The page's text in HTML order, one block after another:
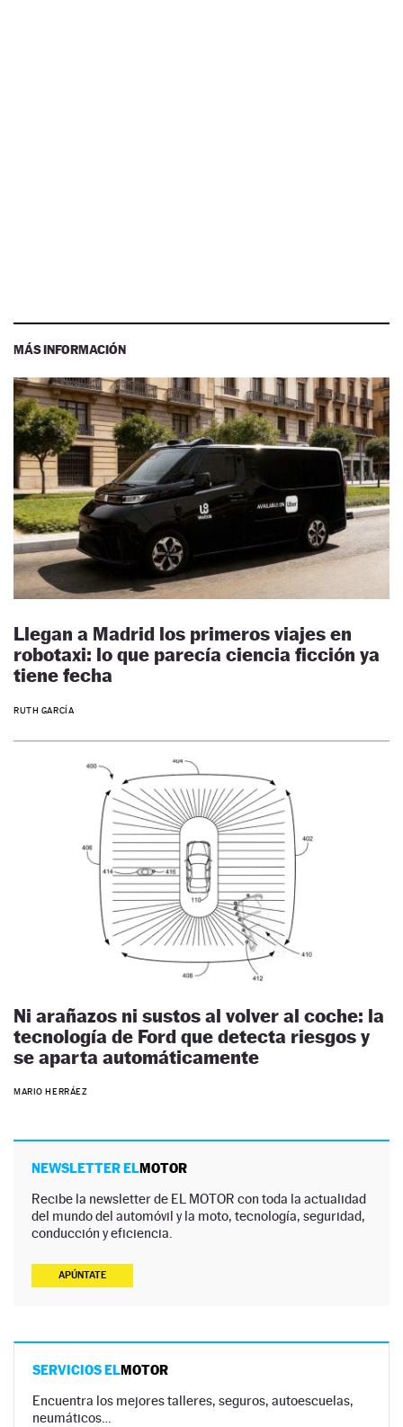
MÁS INFORMACIÓN
Llegan a Madrid los primeros viajes en
robotaxi: lo que parecía ciencia ficción ya
tiene fecha
RUTH GARCÍA
Ni arañazos ni sustos al volver al coche: la
tecnología de Ford que detecta riesgos y
se aparta automáticamente
MARIO HERRÁEZ
NEWSLETTER ELMOTOR
Recibe la newsletter de EL MOTOR con toda la actualidad
del mundo del automóvil y la moto, tecnología, seguridad,
conducción y eficiencia.
APÚNTATE
SERVICIOS ELMOTOR
Encuentra los mejores talleres, seguros, autoescuelas,
neumáticos…